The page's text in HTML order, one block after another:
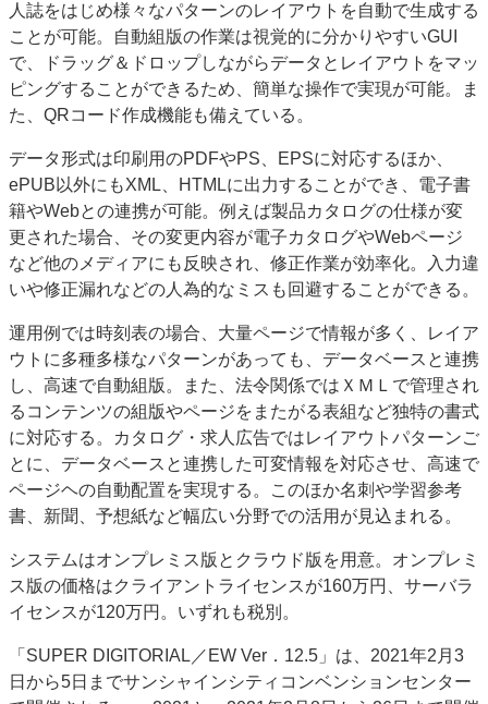
人誌をはじめ様々なパターンのレイアウトを自動で生成する
ことが可能。自動組版の作業は視覚的に分かりやすいGUI
で、ドラッグ＆ドロップしながらデータとレイアウトをマッ
ピングすることができるため、簡単な操作で実現が可能。ま
た、QRコード作成機能も備えている。
データ形式は印刷用のPDFやPS、EPSに対応するほか、
ePUB以外にもXML、HTMLに出力することができ、電子書
籍やWebとの連携が可能。例えば製品カタログの仕様が変
更された場合、その変更内容が電子カタログやWebページ
など他のメディアにも反映され、修正作業が効率化。入力違
いや修正漏れなどの人為的なミスも回避することができる。
運用例では時刻表の場合、大量ページで情報が多く、レイア
ウトに多種多様なパターンがあっても、データベースと連携
し、高速で自動組版。また、法令関係ではＸＭＬで管理され
るコンテンツの組版やページをまたがる表組など独特の書式
に対応する。カタログ・求人広告ではレイアウトパターンご
とに、データベースと連携した可変情報を対応させ、高速で
ページヘの自動配置を実現する。このほか名刺や学習参考
書、新聞、予想紙など幅広い分野での活用が見込まれる。
システムはオンプレミス版とクラウド版を用意。オンプレミ
ス版の価格はクライアントライセンスが160万円、サーバラ
イセンスが120万円。いずれも税別。
「SUPER DIGITORIAL／EW Ver．12.5」は、2021年2月3
日から5日までサンシャインシティコンベンションセンター